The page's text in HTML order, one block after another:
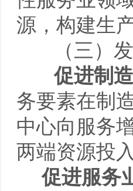
源，构建生
（三）发
促进制
务要素在制
中心向服务
两端资源投
促进服务